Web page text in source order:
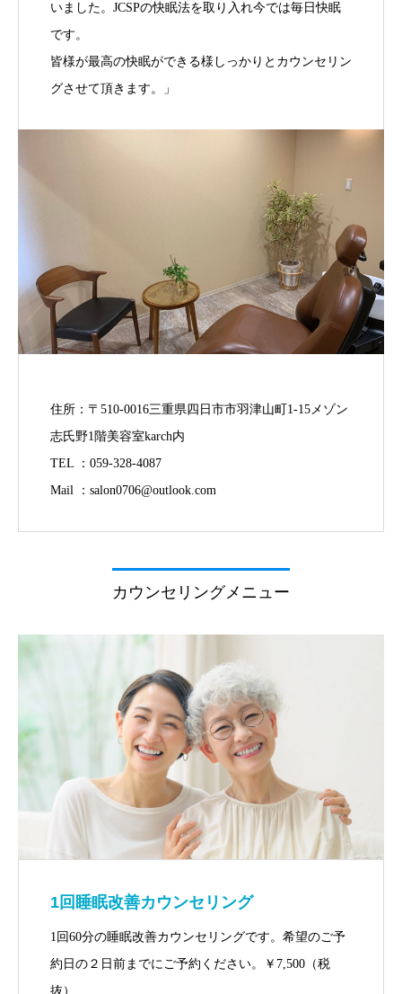
いました。JCSPの快眠法を取り入れ今では毎日快眠
です。
皆様が最高の快眠ができる様しっかりとカウンセリン
グさせて頂きます。」
住所：〒510-0016三重県四日市市羽津山町1-15メゾン
志氏野1階美容室karch内
TEL ：059-328-4087
Mail ：salon0706@outlook.com
カウンセリングメニュー
1回睡眠改善カウンセリング
1回60分の睡眠改善カウンセリングです。希望のご予
約日の２日前までにご予約ください。￥7,500（税
抜）